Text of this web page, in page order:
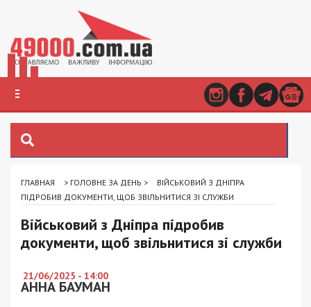
ГЛАВНАЯ > ГОЛОВНЕ ЗА ДЕНЬ >
ВІЙСЬКОВИЙ З ДНІПРА
ПІДРОБИВ ДОКУМЕНТИ, ЩОБ ЗВІЛЬНИТИСЯ ЗІ СЛУЖБИ
Військовий з Дніпра підробив
документи, щоб звільнитися зі служби
21/06/2025 - 14:00
АННА БАУМАН